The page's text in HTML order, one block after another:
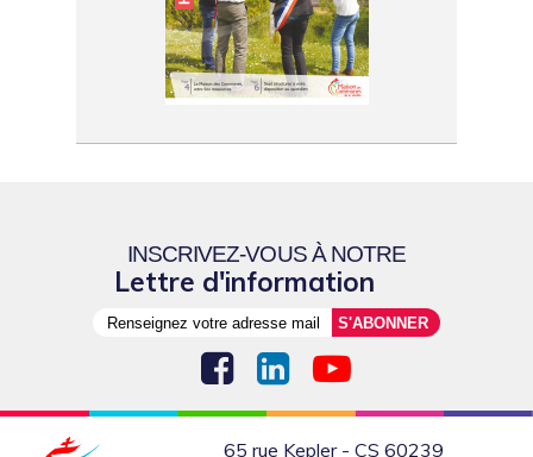
INSCRIVEZ-VOUS À NOTRE
Lettre d'information
65 rue Kepler - CS 60239